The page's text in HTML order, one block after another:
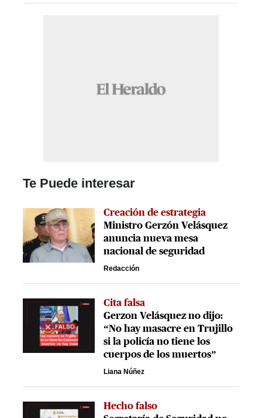
Te Puede interesar
Creación de estrategia
Ministro Gerzón Velásquez
anuncia nueva mesa
nacional de seguridad
Redacción
Cita falsa
Gerzon Velásquez no dijo:
“No hay masacre en Trujillo
si la policía no tiene los
cuerpos de los muertos”
Liana Núñez
Hecho falso